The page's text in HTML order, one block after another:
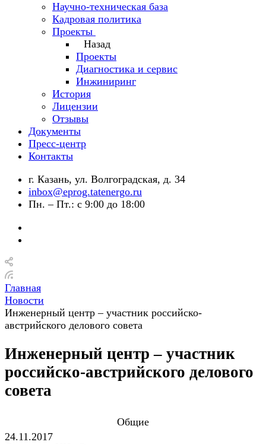
Научно-техническая база
Кадровая политика
Проекты
Назад
Проекты
Диагностика и сервис
Инжиниринг
История
Лицензии
Отзывы
Документы
Пресс-центр
Контакты
г. Казань, ул. Волгоградская, д. 34
inbox@eprog.tatenergo.ru
Пн. – Пт.: с 9:00 до 18:00
Главная
Новости
Инженерный центр – участник российско-
австрийского делового совета
Инженерный центр – участник
российско-австрийского делового
совета
Общие
24.11.2017